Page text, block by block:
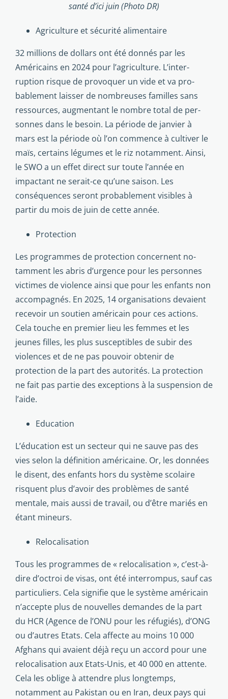
santé d’ici juin (Photo DR)
Agriculture et sécurité alimentaire
32 millions de dollars ont été donnés par les
Américains en 2024 pour l’agriculture. L’inter­
ruption risque de provoquer un vide et va pro­
bablement laisser de nombreuses familles sans
ressources, augmentant le nombre total de per­
sonnes dans le besoin. La période de janvier à
mars est la période où l’on commence à cultiver le
maïs, certains légumes et le riz notamment. Ainsi,
le SWO a un effet direct sur toute l’année en
impactant ne serait-ce qu’une saison. Les
conséquences seront probablement visibles à
partir du mois de juin de cette année.
Protection
Les programmes de protection concernent no­
tamment les abris d’urgence pour les personnes
victimes de violence ainsi que pour les enfants non
accompa­gnés. En 2025, 14 organisations devaient
recevoir un soutien américain pour ces actions.
Cela touche en premier lieu les femmes et les
jeunes filles, les plus susceptibles de subir des
violences et de ne pas pouvoir obtenir de
protection de la part des autorités. La protection
ne fait pas partie des excep­tions à la suspension de
l’aide.
Education
L’éducation est un secteur qui ne sauve pas des
vies selon la définition américaine. Or, les données
le disent, des enfants hors du système scolaire
risquent plus d’avoir des problèmes de santé
mentale, mais aussi de travail, ou d’être mariés en
étant mineurs.
Relocalisation
Tous les programmes de « relocalisation », c’est-à-
dire d’oc­troi de visas, ont été interrompus, sauf cas
particuliers. Cela signifie que le système américain
n’accepte plus de nouvelles demandes de la part
du HCR (Agence de l’ONU pour les réfu­giés), d’ONG
ou d’autres Etats. Cela affecte au moins 10 000
Afghans qui avaient déjà reçu un accord pour une
relocali­sation aux Etats-Unis, et 40 000 en attente.
Cela les oblige à attendre plus longtemps,
notamment au Pakistan ou en Iran, deux pays qui